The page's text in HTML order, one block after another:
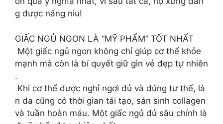
g được nâng niu!
GIẤC NGỦ NGON LÀ “MỸ PHẨM” TỐT NHẤT
Một giấc ngủ ngon không chỉ giúp cơ thể khỏe
mạnh mà còn là bí quyết giữ gìn vẻ đẹp tự nhiên
.
Khi cơ thể được nghỉ ngơi đủ và đúng tư thế, là
n da cũng có thời gian tái tạo, sản sinh collagen
và tuần hoàn máu. Một giấc ngủ đủ sâu chính là